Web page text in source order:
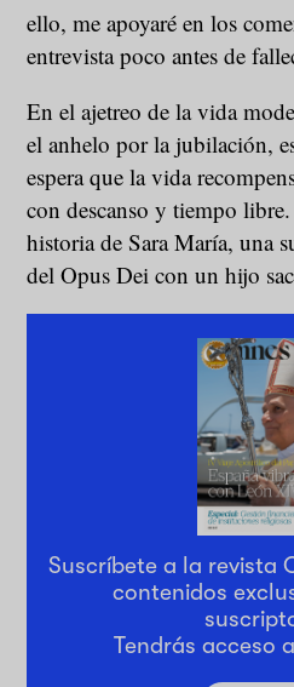
ello, me apoyaré en los
entrevista poco antes de
En el ajetreo de la vida
el anhelo por la jubilación,
espera que la vida
con descanso y tiempo
historia de Sara María, una
del Opus Dei con un hijo
Suscríbete a la revista
contenidos
Tendrás acceso